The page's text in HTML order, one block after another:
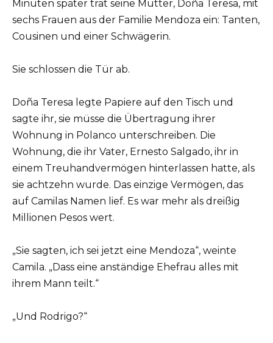
Minuten später trat seine Mutter, Doña Teresa, mit
sechs Frauen aus der Familie Mendoza ein: Tanten,
Cousinen und einer Schwägerin.
Sie schlossen die Tür ab.
Doña Teresa legte Papiere auf den Tisch und
sagte ihr, sie müsse die Übertragung ihrer
Wohnung in Polanco unterschreiben. Die
Wohnung, die ihr Vater, Ernesto Salgado, ihr in
einem Treuhandvermögen hinterlassen hatte, als
sie achtzehn wurde. Das einzige Vermögen, das
auf Camilas Namen lief. Es war mehr als dreißig
Millionen Pesos wert.
„Sie sagten, ich sei jetzt eine Mendoza“, weinte
Camila. „Dass eine anständige Ehefrau alles mit
ihrem Mann teilt.“
„Und Rodrigo?“